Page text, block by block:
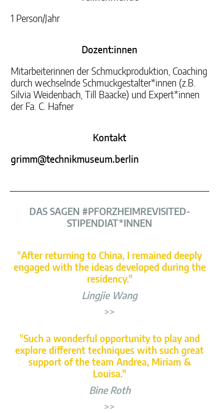
1 Person/Jahr
Dozent:innen
Mitarbeiterinnen der Schmuckproduktion, Coaching
durch wechselnde Schmuckgestalter*innen (z.B.
Silvia Weidenbach, Till Baacke) und Expert*innen
der Fa. C. Hafner
Kontakt
grimm@technikmuseum.berlin
DAS SAGEN #PFORZHEIMREVISITED-
STIPENDIAT*INNEN
"After returning to China, I remained deeply
engaged with the ideas developed during the
residency."
Lingjie Wang
>>
"Such a wonderful opportunity to play and
explore different techniques with such great
support of the team Andrea, Miriam &
Louisa."
Bine Roth
>>